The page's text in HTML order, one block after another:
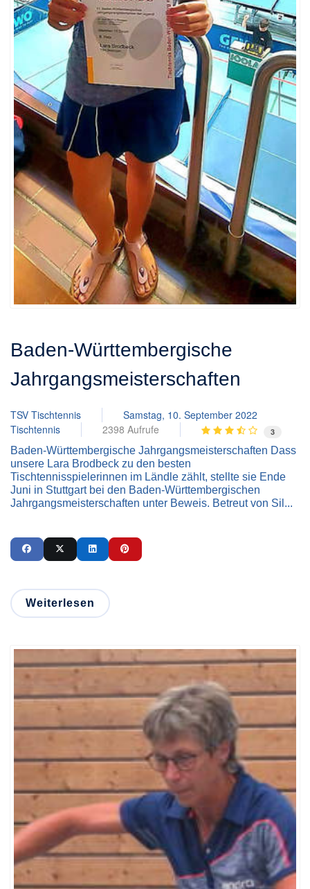
Baden-Württembergische
Jahrgangsmeisterschaften
TSV Tischtennis
Samstag, 10. September 2022
Tischtennis
2398 Aufrufe 3
Baden-Württembergische Jahrgangsmeisterschaften Dass
unsere Lara Brodbeck zu den besten
Tischtennisspielerinnen im Ländle zählt, stellte sie Ende
Juni in Stuttgart bei den Baden-Württembergischen
Jahrgangsmeisterschaften unter Beweis. Betreut von Sil...
Weiterlesen